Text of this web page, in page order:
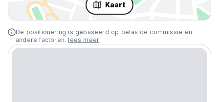
Kaart
De positionering is gebaseerd op betaalde commissie en
andere factoren. lees meer